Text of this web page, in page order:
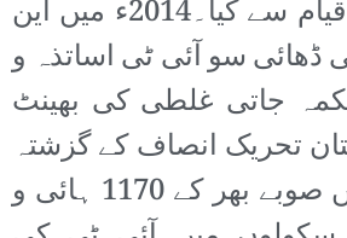
کمپیوٹر لیبز کے قیام سے کیا۔2014ء میں این
ڈھائی سو آئی ٹی اساتذہ و
جاتی غلطی کی بھینٹ
تحریک انصاف کے گزشتہ
دور حکومت میں صوبے بھر کے 1170 ہائی و